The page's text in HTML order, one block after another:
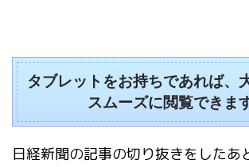
タブレットをお持ちであれば、
スムーズに閲覧できま
日経新聞の記事の切り抜きをしたあ